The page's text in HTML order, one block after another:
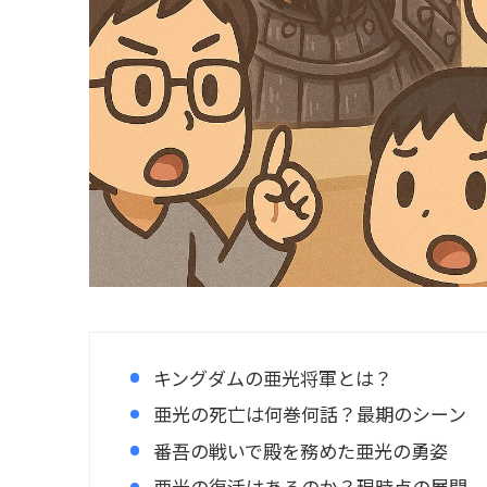
キングダムの亜光将軍とは？
亜光の死亡は何巻何話？最期のシーン
番吾の戦いで殿を務めた亜光の勇姿